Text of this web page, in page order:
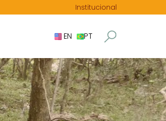
Institucional
EN PT